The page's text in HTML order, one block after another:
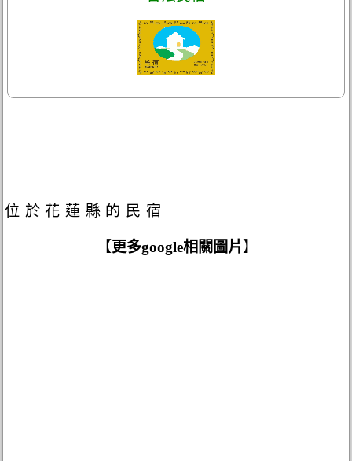
位於花蓮縣的民宿
【 更多google相關圖片 】